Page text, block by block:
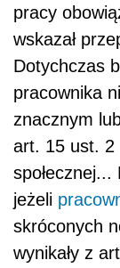
pracy
wskazał
Dotychczas
pracownika
znacznym
art. 15 ust. 2
jeżeli
skróconych
wynikały z